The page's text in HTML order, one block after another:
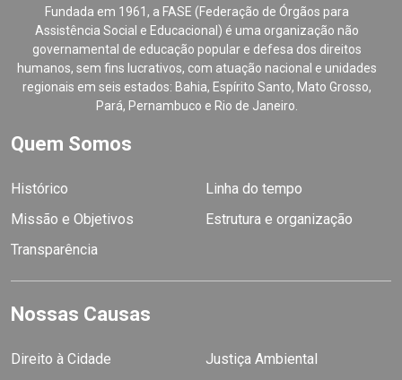
Fundada em 1961, a FASE (Federação de Órgãos para
Assistência Social e Educacional) é uma organização não
governamental de educação popular e defesa dos direitos
humanos, sem fins lucrativos, com atuação nacional e unidades
regionais em seis estados: Bahia, Espírito Santo, Mato Grosso,
Pará, Pernambuco e Rio de Janeiro.
Quem Somos
Histórico
Linha do tempo
Missão e Objetivos
Estrutura e organização
Transparência
Nossas Causas
Direito à Cidade
Justiça Ambiental